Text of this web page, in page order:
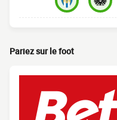
Pariez sur le foot